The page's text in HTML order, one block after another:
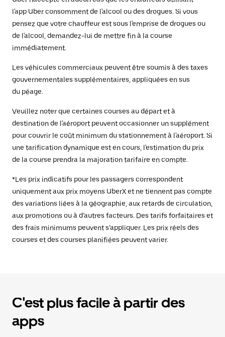
l'app Uber consomment de l'alcool ou des drogues. Si vous
pensez que votre chauffeur est sous l'emprise de drogues ou
de l'alcool, demandez-lui de mettre fin à la course
immédiatement.
Les véhicules commerciaux peuvent être soumis à des taxes
gouvernementales supplémentaires, appliquées en sus
du péage.
Veuillez noter que certaines courses au départ et à
destination de l'aéroport peuvent occasionner un supplément
pour couvrir le coût minimum du stationnement à l'aéroport. Si
une tarification dynamique est en cours, l'estimation du prix
de la course prendra la majoration tarifaire en compte.
*Les prix indicatifs pour les passagers correspondent
uniquement aux prix moyens UberX et ne tiennent pas compte
des variations liées à la géographie, aux retards de circulation,
aux promotions ou à d’autres facteurs. Des tarifs forfaitaires et
des frais minimums peuvent s’appliquer. Les prix réels des
courses et des courses planifiées peuvent varier.
C'est plus facile à partir des
apps